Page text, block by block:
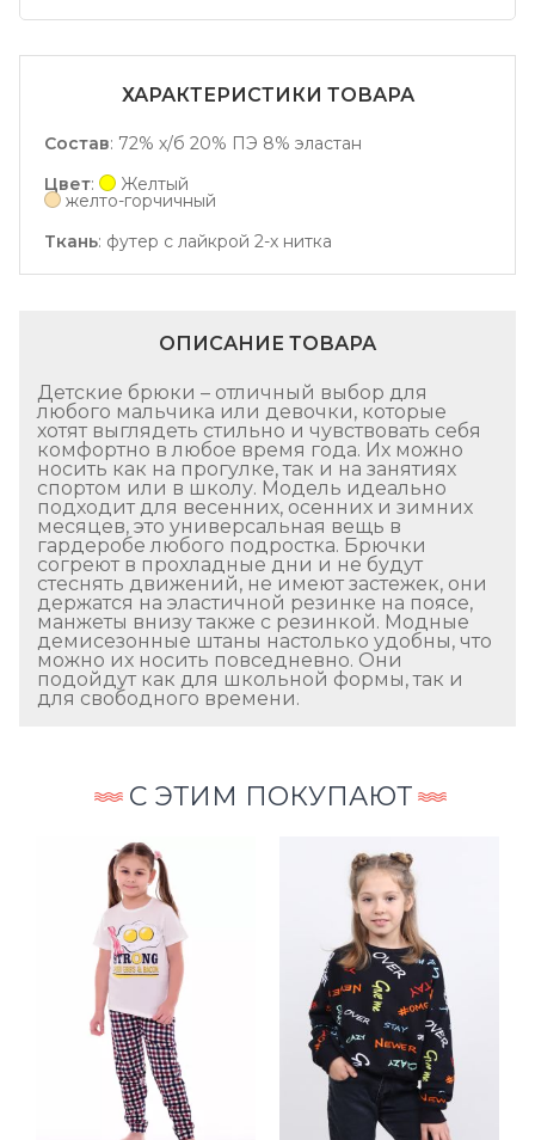
ХАРАКТЕРИСТИКИ ТОВАРА
Состав: 72% х/б 20% ПЭ 8% эластан
Цвет: Желтый
желто-горчичный
Ткань: футер с лайкрой 2-х нитка
ОПИСАНИЕ ТОВАРА
Детские брюки – отличный выбор для
любого мальчика или девочки, которые
хотят выглядеть стильно и чувствовать себя
комфортно в любое время года. Их можно
носить как на прогулке, так и на занятиях
спортом или в школу. Модель идеально
подходит для весенних, осенних и зимних
месяцев, это универсальная вещь в
гардеробе любого подростка. Брючки
согреют в прохладные дни и не будут
стеснять движений, не имеют застежек, они
держатся на эластичной резинке на поясе,
манжеты внизу также с резинкой. Модные
демисезонные штаны настолько удобны, что
можно их носить повседневно. Они
подойдут как для школьной формы, так и
для свободного времени.
С ЭТИМ ПОКУПАЮТ